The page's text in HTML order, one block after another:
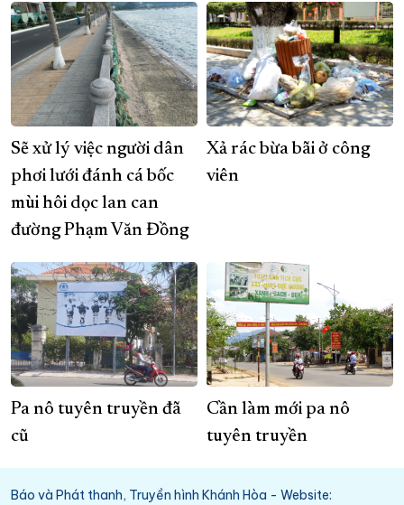
Sẽ xử lý việc người dân
phơi lưới đánh cá bốc
mùi hôi dọc lan can
đường Phạm Văn Đồng
Xả rác bừa bãi ở công
viên
Pa nô tuyên truyền đã
cũ
Cần làm mới pa nô
tuyên truyền
Báo và Phát thanh, Truyền hình Khánh Hòa - Website: